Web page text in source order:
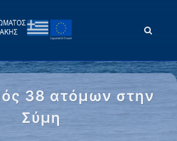
38 ατόμων στην
Σύμη